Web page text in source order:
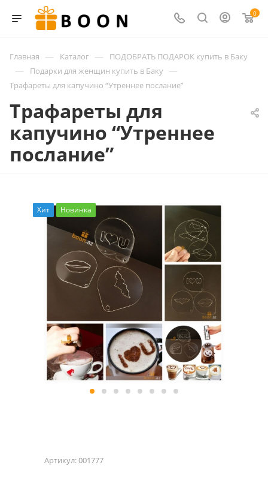
0
Главная — Каталог — ПОДОБРАТЬ ПОДАРОК купить в Баку
— Подарки для женщин купить в Баку —
Трафареты для капучино “Утреннее послание”
Трафареты для
капучино “Утреннее
послание”
Хит Новинка
Артикул:001777